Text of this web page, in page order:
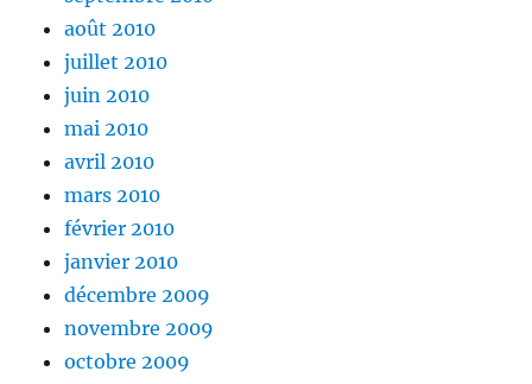
août 2010
juillet 2010
juin 2010
mai 2010
avril 2010
mars 2010
février 2010
janvier 2010
décembre 2009
novembre 2009
octobre 2009